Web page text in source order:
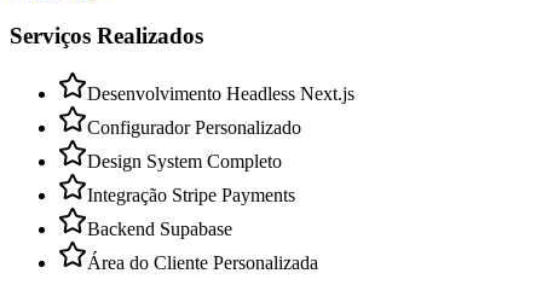
Serviços Realizados
Desenvolvimento Headless Next.js
Configurador Personalizado
Design System Completo
Integração Stripe Payments
Backend Supabase
Área do Cliente Personalizada